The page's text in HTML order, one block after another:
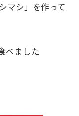
マシ」を作って
べました